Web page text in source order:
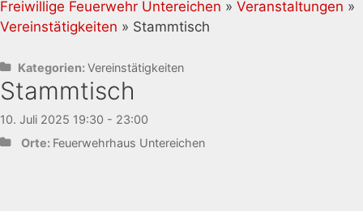
Freiwillige Feuerwehr Untereichen » Veranstaltungen »
Vereinstätigkeiten » Stammtisch
Kategorien:Vereinstätigkeiten
Stammtisch
10. Juli 2025 19:30 - 23:00
Orte: Feuerwehrhaus Untereichen